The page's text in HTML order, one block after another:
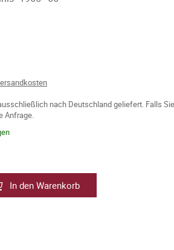
nach Deutschland geliefert. Falls
Anfrage.
In den Warenkorb